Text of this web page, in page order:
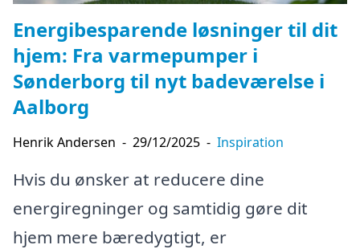
Energibesparende løsninger til dit
hjem: Fra varmepumper i
Sønderborg til nyt badeværelse i
Aalborg
Henrik Andersen - 29/12/2025 - Inspiration
Hvis du ønsker at reducere dine
energiregninger og samtidig gøre dit
hjem mere bæredygtigt, er